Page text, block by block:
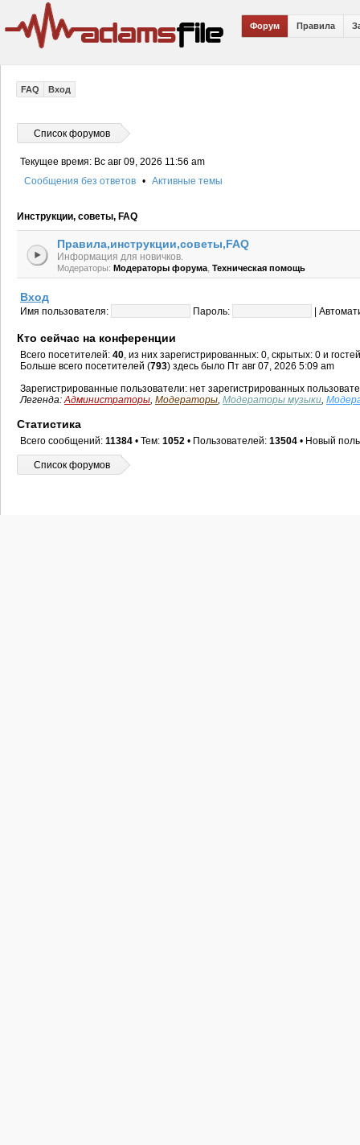
Форум Правила
FAQ Вход
Список форумов
Текущее время: Вс авг 09, 2026 11:56 am
Сообщения без ответов • Активные темы
Инструкции, советы, FAQ
Правила,инструкции,советы,FAQ
Информация для новичков.
Модераторы: Модераторы форума, Техническая помощь
Вход
Имя пользователя: Пароль:
Кто сейчас на конференции
Всего посетителей: 40, из них зарегистрированных: 0, скрытых: 0 и
Больше всего посетителей (793) здесь было Пт авг 07, 2026 5:09 am
Зарегистрированные пользователи: нет зарегистрированных
Легенда:Администраторы, Модераторы, Модераторы музыки,
Статистика
Всего сообщений: 11384 • Тем: 1052 • Пользователей: 13504 • Новый
Список форумов